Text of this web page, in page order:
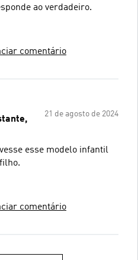
ao verdadeiro.
comentário
21 de agosto de 2024
esse modelo infantil
comentário